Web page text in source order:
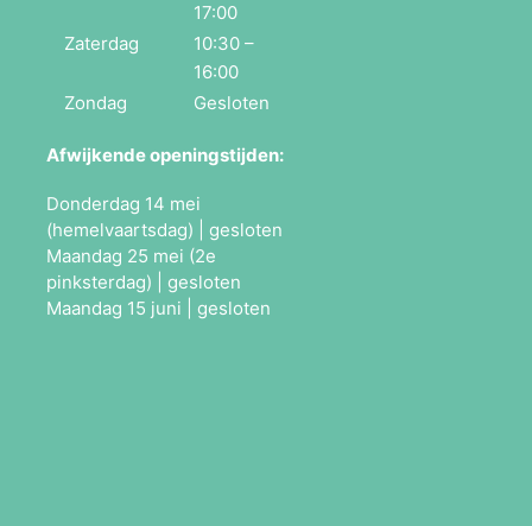
17:00
Zaterdag
10:30 –
16:00
Zondag
Gesloten
Afwijkende openingstijden:
Donderdag 14 mei
(hemelvaartsdag) | gesloten
Maandag 25 mei (2e
pinksterdag) | gesloten
Maandag 15 juni | gesloten